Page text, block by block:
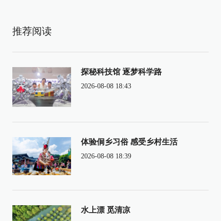
推荐阅读
探秘科技馆 逐梦科学路
2026-08-08 18:43
体验侗乡习俗 感受乡村生活
2026-08-08 18:39
水上漂 觅清凉